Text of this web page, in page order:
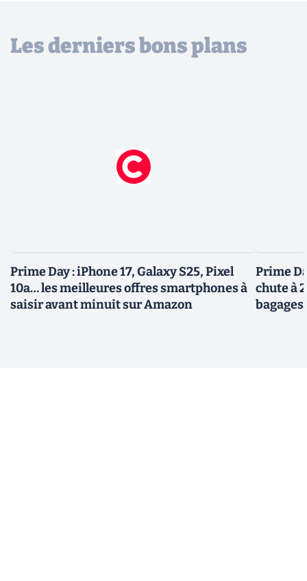
Les derniers bons plans
Prime Day : iPhone 17, Galaxy S25, Pixel
10a… les meilleures offres smartphones à
saisir avant minuit sur Amazon
Prime
chute à